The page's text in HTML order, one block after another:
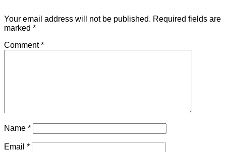
Your email address will not be published. Required fields are
marked *
Comment*
Name *
Email *